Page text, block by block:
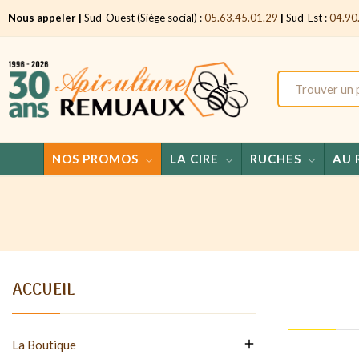
Nous appeler | Sud-Ouest (Siège social) :05.63.45.01.29 | Sud-Est :
NOS PROMOS LA CIRE RUCHES AU
ACCUEIL
La Boutique 